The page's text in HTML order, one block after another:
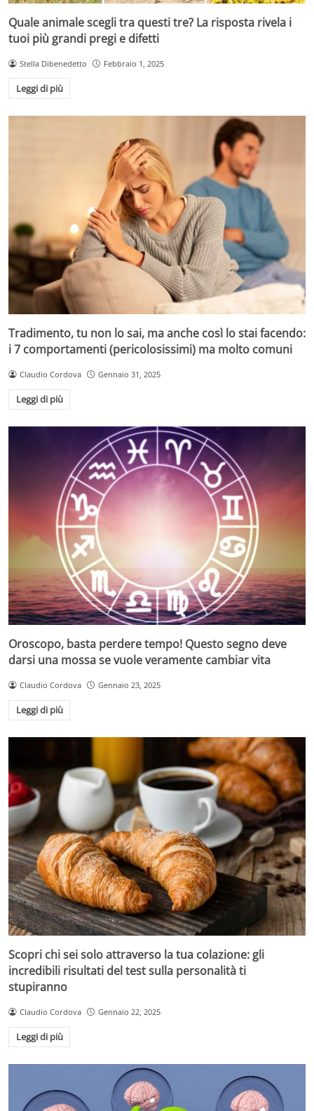
Quale animale scegli tra questi tre? La risposta rivela i
tuoi più grandi pregi e difetti
Stella Dibenedetto Febbraio 1, 2025
Leggi di più
Tradimento, tu non lo sai, ma anche così lo stai facendo:
i 7 comportamenti (pericolosissimi) ma molto comuni
Claudio Cordova Gennaio 31, 2025
Leggi di più
Oroscopo, basta perdere tempo! Questo segno deve
darsi una mossa se vuole veramente cambiar vita
Claudio Cordova Gennaio 23, 2025
Leggi di più
Scopri chi sei solo attraverso la tua colazione: gli
incredibili risultati del test sulla personalità ti
stupiranno
Claudio Cordova Gennaio 22, 2025
Leggi di più